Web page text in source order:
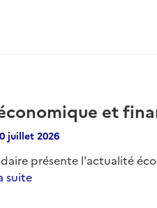
et
juillet 2026
présente l'actualité
suite